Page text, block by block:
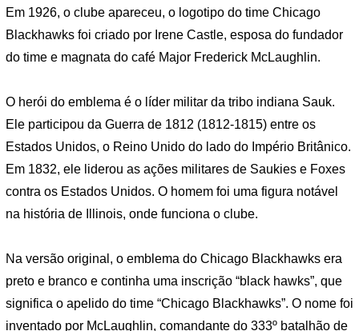
Em 1926, o clube apareceu, o logotipo do time Chicago
Blackhawks foi criado por Irene Castle, esposa do fundador
do time e magnata do café Major Frederick McLaughlin.
O herói do emblema é o líder militar da tribo indiana Sauk.
Ele participou da Guerra de 1812 (1812-1815) entre os
Estados Unidos, o Reino Unido do lado do Império Britânico.
Em 1832, ele liderou as ações militares de Saukies e Foxes
contra os Estados Unidos. O homem foi uma figura notável
na história de Illinois, onde funciona o clube.
Na versão original, o emblema do Chicago Blackhawks era
preto e branco e continha uma inscrição “black hawks”, que
significa o apelido do time “Chicago Blackhawks”. O nome foi
inventado por McLaughlin, comandante do 333º batalhão de